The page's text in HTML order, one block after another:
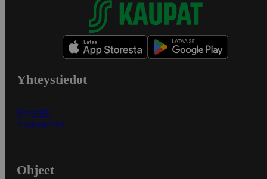
Yhteystiedot
Myymälät
Asiakaspalvelu
Ohjeet